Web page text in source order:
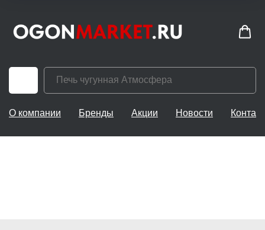
О компании Бренды Акции Новости